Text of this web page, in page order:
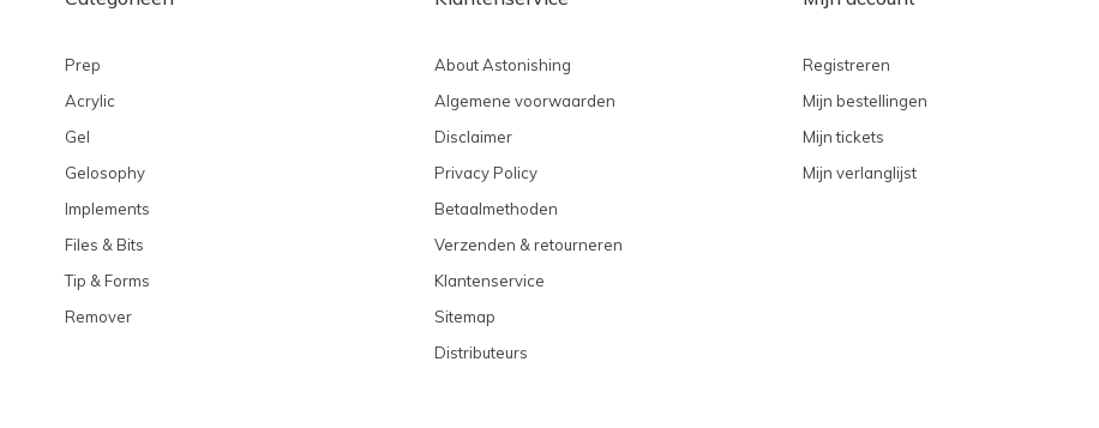
Prep
Acrylic
Gel
Gelosophy
Implements
Files & Bits
Tip & Forms
Remover
About Astonishing
Algemene voorwaarden
Disclaimer
Privacy Policy
Betaalmethoden
Verzenden & retourneren
Klantenservice
Sitemap
Distributeurs
Registreren
Mijn bestellingen
Mijn tickets
Mijn verlanglijst